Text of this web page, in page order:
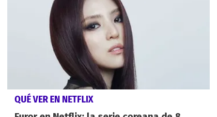
QUÉ VER EN NETFLIX